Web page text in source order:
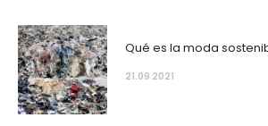
Qué es la moda
21.09 2021